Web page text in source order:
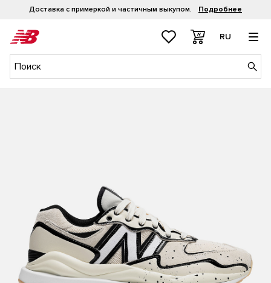
Доставка с примеркой и частичным выкупом. Подробнее
RU